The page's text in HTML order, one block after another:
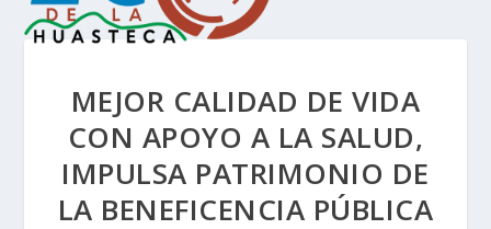
MEJOR CALIDAD DE VIDA
CON APOYO A LA SALUD,
IMPULSA PATRIMONIO DE
LA BENEFICENCIA PÚBLICA